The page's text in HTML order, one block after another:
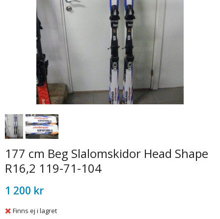
177 cm Beg Slalomskidor Head Shape
R16,2 119-71-104
1 200 kr
Finns ej i lagret